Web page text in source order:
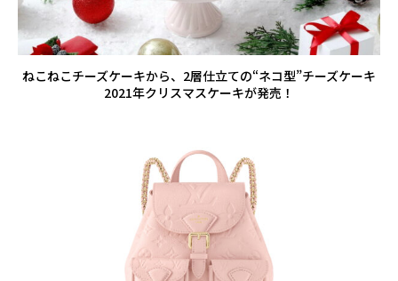
ねこねこチーズケーキから、2層仕立ての“ネコ型”チーズケーキ
2021年クリスマスケーキが発売！